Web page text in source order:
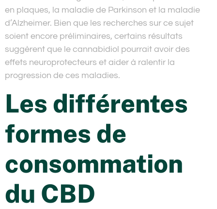
en plaques, la maladie de Parkinson et la maladie
d’Alzheimer. Bien que les recherches sur ce sujet
soient encore préliminaires, certains résultats
suggèrent que le cannabidiol pourrait avoir des
effets neuroprotecteurs et aider à ralentir la
progression de ces maladies.
Les différentes
formes de
consommation
du CBD